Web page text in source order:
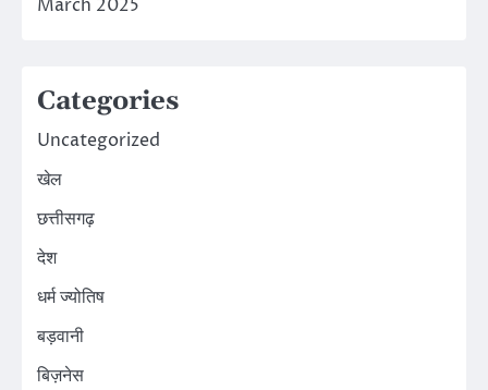
March 2025
Categories
Uncategorized
खेल
छत्तीसगढ़
देश
धर्म ज्योतिष
बड़वानी
बिज़नेस